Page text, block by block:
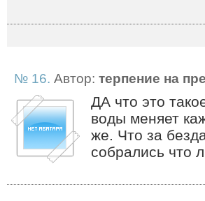
№ 16. Автор: терпение на
ДА что это
воды меняет
же. Что за
собрались что